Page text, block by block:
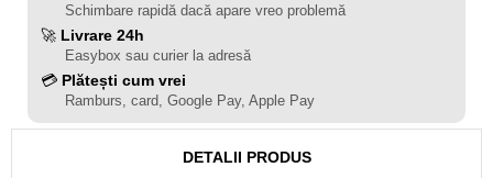
Schimbare rapidă dacă apare vreo problemă
🚀 Livrare 24h
Easybox sau curier la adresă
💳 Plătești cum vrei
Ramburs, card, Google Pay, Apple Pay
DETALII PRODUS